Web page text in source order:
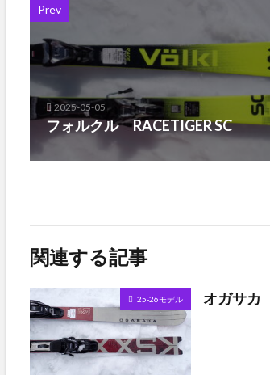
Prev
2025-05-05
フォルクル RACETIGER SC
関連する記事
25-26モデル オガサカ